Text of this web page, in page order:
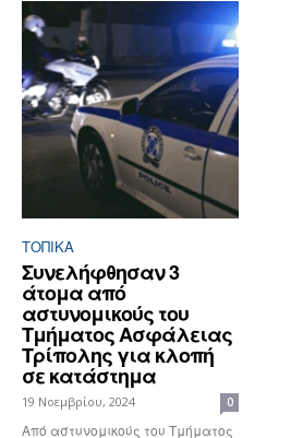
ΤΟΠΙΚΑ
Συνελήφθησαν 3
άτομα από
αστυνομικούς του
Τμήματος Ασφάλειας
Τρίπολης για κλοπή
σε κατάστημα
19 Νοεμβρίου, 2024 0
Από αστυνομικούς του Τμήματος